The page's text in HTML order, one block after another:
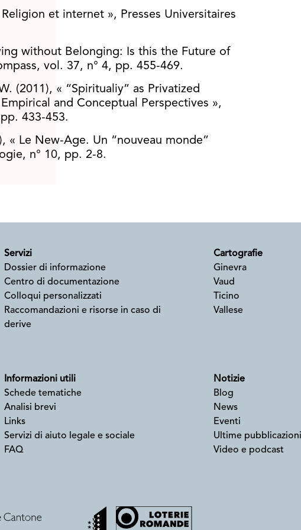
et internet », Presses Universitaires
without Belonging: Is this the Future of
vol. 37, n° 4, pp. 455-469.
(2011), « “Spiritualiy” as Privatized
and Conceptual Perspectives »,
433-453.
« Le New-Age. Un “nouveau monde”
n° 10, pp. 2-8.
Servizi
Dossier di informazione
Centro di documentazione
Colloqui personalizzati
Raccomandazioni e risorse in caso di
derive
Cartografie
Ginevra
Vaud
Ticino
Vallese
Informazioni utili
Schede tematiche
Analisi brevi
Links
Servizi di aiuto legale e sociale
FAQ
Notizie
Blog
News
Eventi
Ultime pubblicazioni
Video e podcast